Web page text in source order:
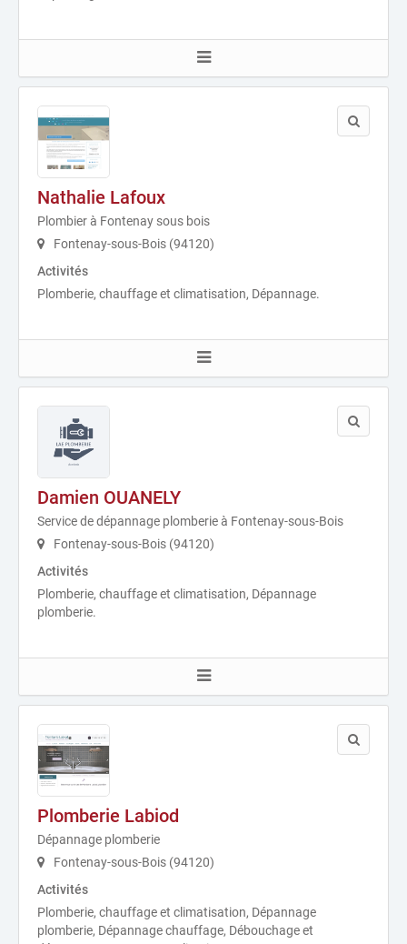
Nathalie Lafoux
Plombier à Fontenay sous bois
Fontenay-sous-Bois (94120)
Activités
Plomberie, chauffage et climatisation, Dépannage.
Damien OUANELY
Service de dépannage plomberie à Fontenay-sous-Bois
Fontenay-sous-Bois (94120)
Activités
Plomberie, chauffage et climatisation, Dépannage
plomberie.
Plomberie Labiod
Dépannage plomberie
Fontenay-sous-Bois (94120)
Activités
Plomberie, chauffage et climatisation, Dépannage
plomberie, Dépannage chauffage, Débouchage et